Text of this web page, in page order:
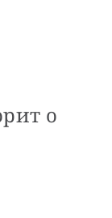
о